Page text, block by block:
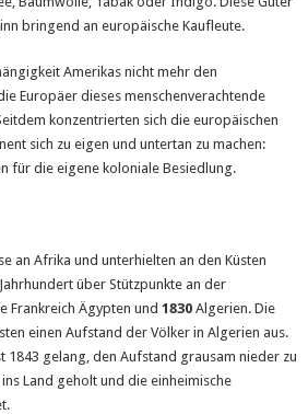
bringend an europäische Kaufleute.
Amerikas nicht mehr den
Europäer dieses menschenverachtende
konzentrierten sich die europäischen
sich zu eigen und untertan zu machen:
für die eigene koloniale Besiedlung.
an Afrika und unterhielten an den Küsten
über Stützpunkte an der
Frankreich Ägypten und 1830 Algerien. Die
einen Aufstand der Völker in Algerien aus.
1843 gelang, den Aufstand grausam nieder zu
Land geholt und die einheimische